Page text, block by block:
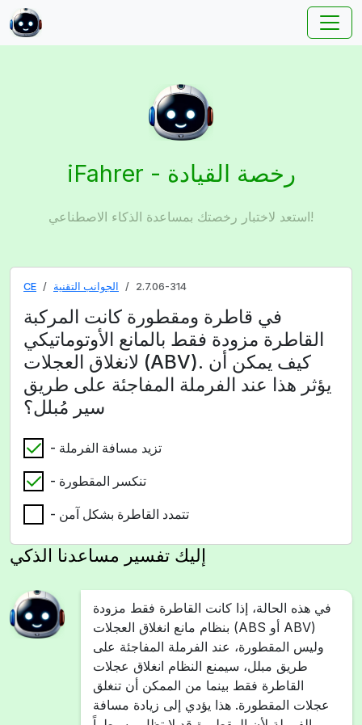
iFahrer - رخصة القيادة
استعد لاختبار رخصتك بمساعدة الذكاء الاصطناعي!
CE الجوانب التقنية 2.7.06-314
في قاطرة ومقطورة كانت المركبة
القاطرة مزودة فقط بالمانع الأوتوماتيكي
لانغلاق العجلات (ABV). كيف يمكن أن
يؤثر هذا عند الفرملة المفاجئة على طريق
سير مُبلل؟
- تزيد مسافة الفرملة
- تنكسر المقطورة
- تتمدد القاطرة بشكل آمن
إليك تفسير مساعدنا الذكي
في هذه الحالة، إذا كانت القاطرة فقط مزودة
بنظام مانع انغلاق العجلات (ABS أو ABV)
وليس المقطورة، عند الفرملة المفاجئة على
طريق مبلل، سيمنع النظام انغلاق عجلات
القاطرة فقط بينما من الممكن أن تنغلق
عجلات المقطورة. هذا يؤدي إلى زيادة مسافة